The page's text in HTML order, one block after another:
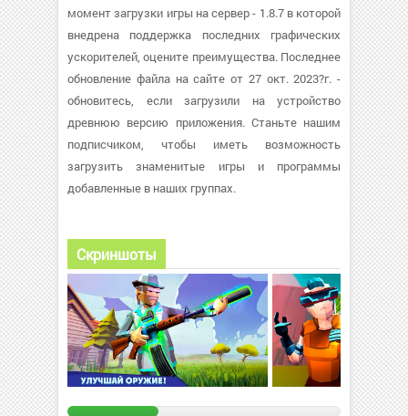
момент загрузки игры на сервер - 1.8.7 в которой
внедрена поддержка последних графических
ускорителей, оцените преимущества. Последнее
обновление файла на сайте от 27 окт. 2023?г. -
обновитесь, если загрузили на устройство
древнюю версию приложения. Станьте нашим
подписчиком, чтобы иметь возможность
загрузить знаменитые игры и программы
добавленные в наших группах.
Скриншоты